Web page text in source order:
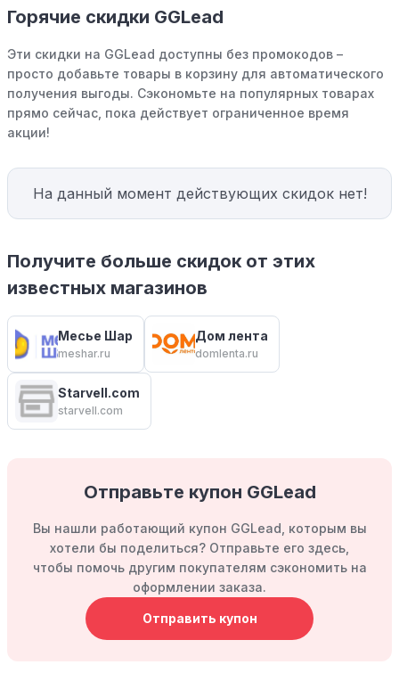
Горячие скидки GGLead
Эти скидки на GGLead доступны без промокодов –
просто добавьте товары в корзину для автоматического
получения выгоды. Сэкономьте на популярных товарах
прямо сейчас, пока действует ограниченное время
акции!
На данный момент действующих скидок нет!
Получите больше скидок от этих
известных магазинов
Месье Шар
meshar.ru
Дом лента
domlenta.ru
Starvell.com
starvell.com
Отправьте купон GGLead
Вы нашли работающий купон GGLead, которым вы
хотели бы поделиться? Отправьте его здесь,
чтобы помочь другим покупателям сэкономить на
оформлении заказа.
Отправить купон